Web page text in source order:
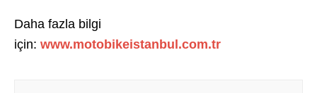
Daha fazla bilgi
için: www.motobikeistanbul.com.tr